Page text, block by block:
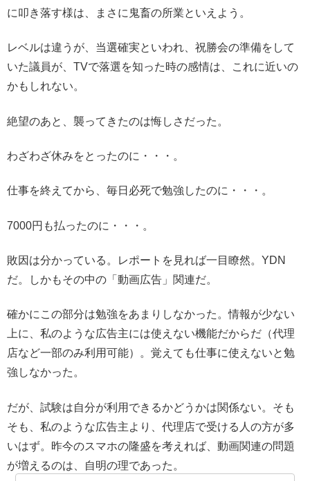
に叩き落す様は、まさに鬼畜の所業といえよう。
レベルは違うが、当選確実といわれ、祝勝会の準備をして
いた議員が、TVで落選を知った時の感情は、これに近いの
かもしれない。
絶望のあと、襲ってきたのは悔しさだった。
わざわざ休みをとったのに・・・。
仕事を終えてから、毎日必死で勉強したのに・・・。
7000円も払ったのに・・・。
敗因は分かっている。レポートを見れば一目瞭然。YDN
だ。しかもその中の「動画広告」関連だ。
確かにこの部分は勉強をあまりしなかった。情報が少ない
上に、私のような広告主には使えない機能だからだ（代理
店など一部のみ利用可能）。覚えても仕事に使えないと勉
強しなかった。
だが、試験は自分が利用できるかどうかは関係ない。そも
そも、私のような広告主より、代理店で受ける人の方が多
いはず。昨今のスマホの隆盛を考えれば、動画関連の問題
が増えるのは、自明の理であった。